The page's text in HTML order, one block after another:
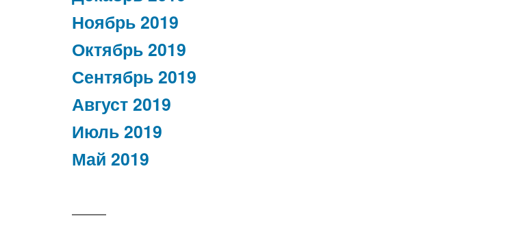
Ноябрь 2019
Октябрь 2019
Сентябрь 2019
Август 2019
Июль 2019
Май 2019